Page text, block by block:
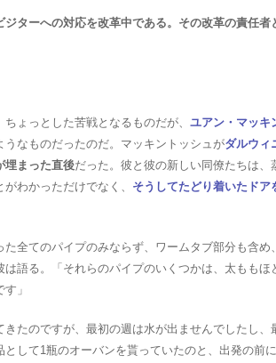
ターへの対応を改革中である。その改革の責任者
ょっとした苦戦となるものだが、 ユアン・マッキ
なものだったのだ。マッキントッシュがダルウィ
埋まった直後だった。彼と彼の新しい同僚たちは
わかっただけでなく、 そうしてたどり着いたドア
た全てのパイプのみならず、ワームタブ部分も含め
語る。「それらのパイプのいくつかは、太ももほ
」
きたのですが、最初の週は水が出ませんでしたし、
して1瓶のオーバンを貰っていたのと、出発の前